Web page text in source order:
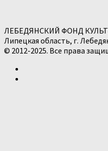
ЛЕБЕДЯНСКИЙ ФОНД
Липецкая область, г.
© 2012-2025. Все права